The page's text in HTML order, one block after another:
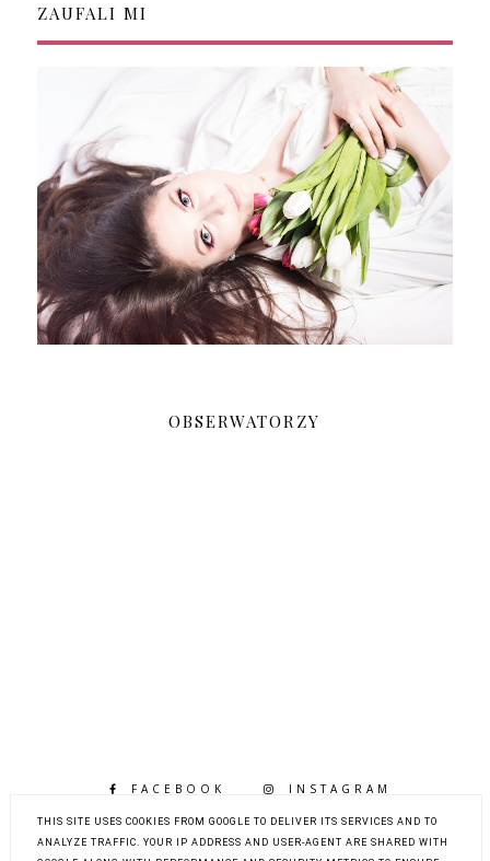
ZAUFALI MI
OBSERWATORZY
FACEBOOK INSTAGRAM
BLOGLOVIN
THIS SITE USES COOKIES FROM GOOGLE TO DELIVER ITS SERVICES AND TO
ANALYZE TRAFFIC. YOUR IP ADDRESS AND USER-AGENT ARE SHARED WITH